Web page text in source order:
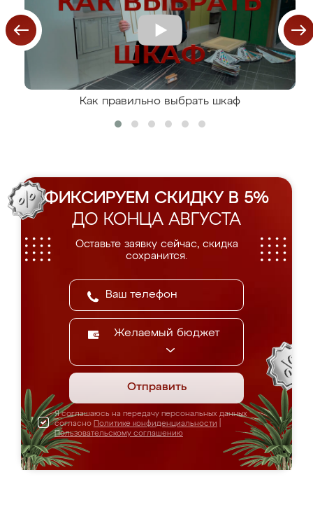
Как правильно выбрать шкаф
ФИКСИРУЕМ СКИДКУ В 5%
ДО КОНЦА АВГУСТА
Оставьте заявку сейчас, скидка
сохранится.
Желаемый бюджет
Отправить
Я соглашаюсь на передачу персональных данных
согласно Политике конфиденциальности
Пользовательскому соглашению